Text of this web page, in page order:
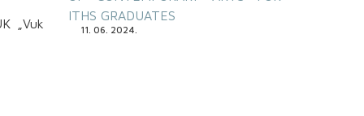
„Vuk
ITHS GRADUATES
11. 06. 2024.